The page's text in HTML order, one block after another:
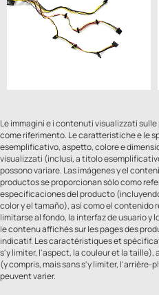
Le immagini e i contenuti visualizzati
come riferimento. Le caratteristiche e le
esemplificativo, aspetto, colore e
visualizzati (inclusi, a titolo
possono variare. Las imágenes y el
productos se proporcionan sólo como
especificaciones del producto
color y el tamaño), así como el contenido
limitarse al fondo, la interfaz de usuario y
le contenu affichés sur les pages des
indicatif. Les caractéristiques et
s'y limiter, l'aspect, la couleur et la
(y compris, mais sans s'y limiter,
peuvent varier.